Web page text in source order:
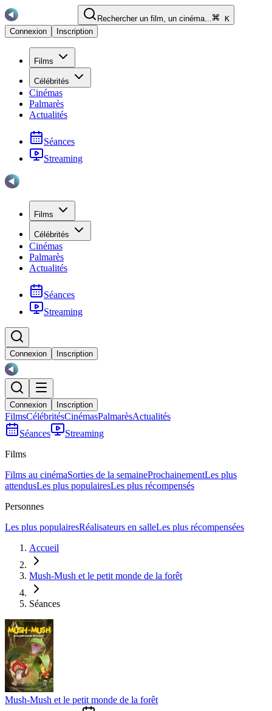
Rechercher un film, un cinéma...
K
Connexion
Inscription
Films
Célébrités
Cinémas
Palmarès
Actualités
Séances
Streaming
Films
Célébrités
Cinémas
Palmarès
Actualités
Séances
Streaming
Connexion Inscription
Connexion Inscription
FilmsCélébritésCinémasPalmarèsActualités
Séances
Streaming
Films
Films au cinémaSorties de la semaineProchainementLes plus
attendusLes plus populairesLes plus récompensés
Personnes
Les plus populairesRéalisateurs en salleLes plus récompensées
Accueil
Mush-Mush et le petit monde de la forêt
Séances
Mush-Mush et le petit monde de la forêt